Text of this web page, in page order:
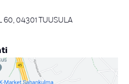
04301 TUUSULA